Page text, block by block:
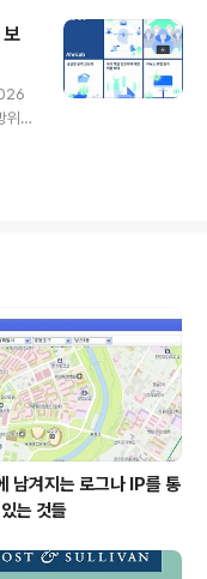
최
고
위
이
5
▲국
남겨지는 로그나 IP를 통
는 것들